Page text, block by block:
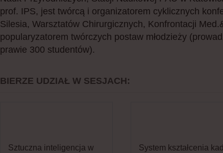
prof. IPS, jest twórcą i organizatorem cyklicznych
Silesia, Warsztatów Chirurgicznych, Konfrontacji
popularyzatorem twórczych postaw młodzieży
prawie 300 studentów).
BIERZE UDZIAŁ W SESJACH:
Sztuczna inteligencja w
System kształcenia